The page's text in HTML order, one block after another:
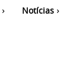
Notícias